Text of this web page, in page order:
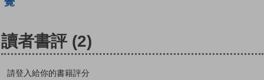
讀者書評 (2)
請登入給你的書籍評分